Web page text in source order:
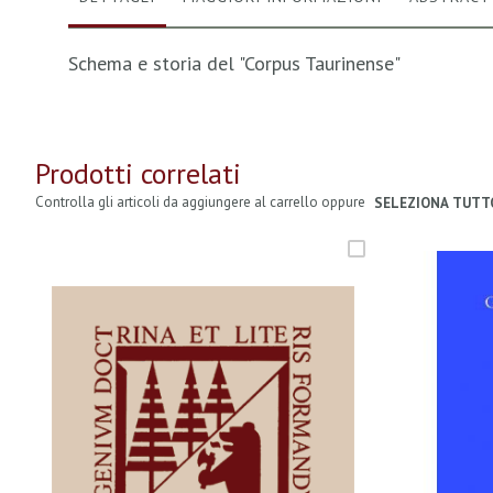
Schema e storia del "Corpus Taurinense"
Prodotti correlati
Controlla gli articoli da aggiungere al carrello oppure SELEZIONA